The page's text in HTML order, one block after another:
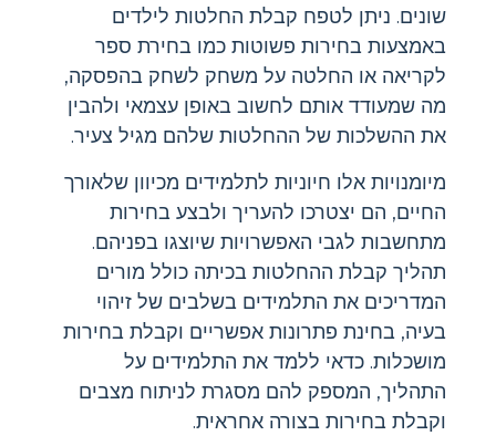
שונים. ניתן לטפח קבלת החלטות לילדים
באמצעות בחירות פשוטות כמו בחירת ספר
לקריאה או החלטה על משחק לשחק בהפסקה,
מה שמעודד אותם לחשוב באופן עצמאי ולהבין
את ההשלכות של ההחלטות שלהם מגיל צעיר.
מיומנויות אלו חיוניות לתלמידים מכיוון שלאורך
החיים, הם יצטרכו להעריך ולבצע בחירות
מתחשבות לגבי האפשרויות שיוצגו בפניהם.
תהליך קבלת ההחלטות בכיתה כולל מורים
המדריכים את התלמידים בשלבים של זיהוי
בעיה, בחינת פתרונות אפשריים וקבלת בחירות
מושכלות. כדאי ללמד את התלמידים על
התהליך, המספק להם מסגרת לניתוח מצבים
וקבלת בחירות בצורה אחראית.